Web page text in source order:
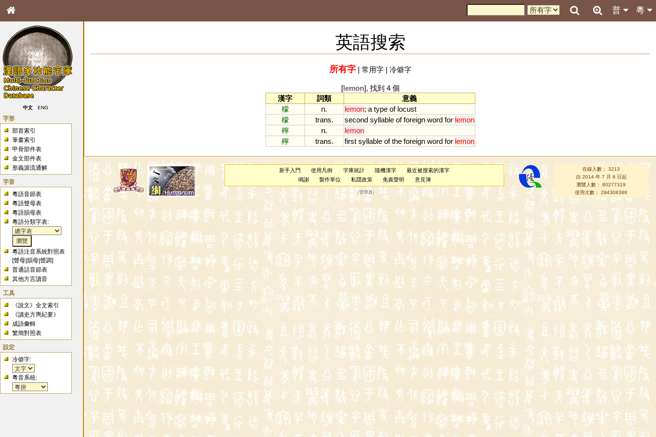
粵
普
中文 ENG
字形
部首索引
筆畫索引
甲骨部件表
金文部件表
形義源流通解
字音
粵語音節表
粵語聲母表
粵語韻母表
粵語分類字表:
粵語注音系統對照表
[聲母 |韻母 |聲調]
普通話音節表
其他方言讀音
工具
《說文》全文索引
《讀史方輿紀要》
成語彙輯
繁簡對照表
設定
冷僻字:
粵音系統:
英語搜索
所有字| 常用字| 冷僻字
[lemon], 找到 4 個
漢字
詞類
意義
檬
n. lemon; a type of locust
檬
trans. second syllable of foreign word for lemon
檸
n.
lemon
檸
trans. first syllable of the foreign word for lemon
新手入門 使用凡例 字庫統計 隨機漢字
最近被搜索的漢字
鳴謝
製作單位 私隱政策 免責聲明 意見簿
（管理員 ）
在線人數： 3213
自 2014 年 7 月 8 日起
瀏覽人數： 80277319
使用次數： 294308388